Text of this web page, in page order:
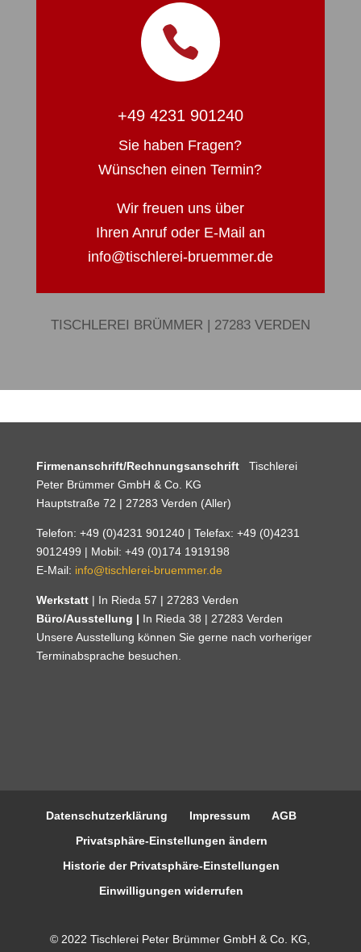

+49 4231 901240
Sie haben Fragen?
Wünschen einen Termin?
Wir freuen uns über
Ihren Anruf oder E-Mail an
info@tischlerei-bruemmer.de
TISCHLEREI BRÜMMER | 27283 VERDEN
Firmenanschrift/Rechnungsanschrift Tischlerei
Peter Brümmer GmbH & Co. KG
Hauptstraße 72 | 27283 Verden (Aller)
Telefon: +49 (0)4231 901240 | Telefax: +49 (0)4231
9012499 | Mobil: +49 (0)174 1919198
E-Mail: info@tischlerei-bruemmer.de
Werkstatt| In Rieda 57 | 27283 Verden
Büro/Ausstellung | In Rieda 38 | 27283 Verden
Unsere Ausstellung können Sie gerne nach vorheriger
Terminabsprache besuchen.
Datenschutzerklärung Impressum
AGB
Privatsphäre-Einstellungen ändern
Historie der Privatsphäre-Einstellungen
Einwilligungen widerrufen
© 2022 Tischlerei Peter Brümmer GmbH & Co. KG,